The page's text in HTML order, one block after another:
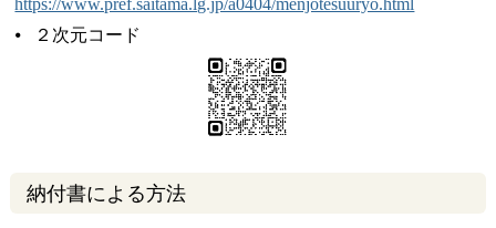
https://www.pref.saitama.lg.jp/a0404/menjotesuuryo.html
⦁ ２次元コード
納付書による方法